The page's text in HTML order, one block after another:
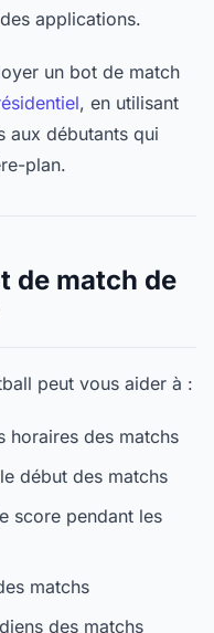
applications.
un bot de match
, en utilisant
aux débutants qui
plan.
de match de
peut vous aider à :
horaires des matchs
début des matchs
score pendant les
matchs
des matchs